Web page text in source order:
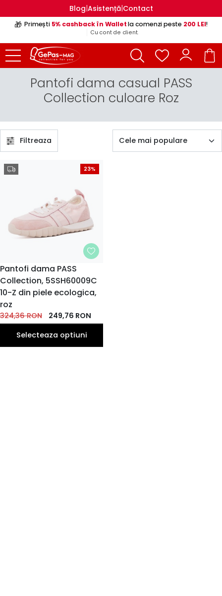
Blog|Asistență|Contact
🎁 Primești 5% cashback în Walletla comenzi peste 200 LEI!
Cu cont de client.
Pantofi dama casual PASS
Collection culoare Roz
Filtreaza
23%
MARIME
35
EU
36
EU
37
EU
38
EU
39
EU
40
Pantofi dama PASS
Collection, 5SSH60009C
10-Z din piele ecologica,
roz
324,36RON 249,76 RON
Selecteaza optiuni